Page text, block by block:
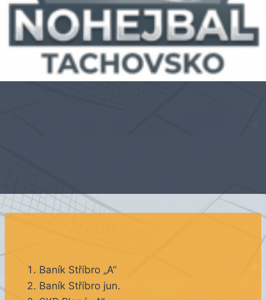
Baník Stříbro „A“
Baník Stříbro jun.